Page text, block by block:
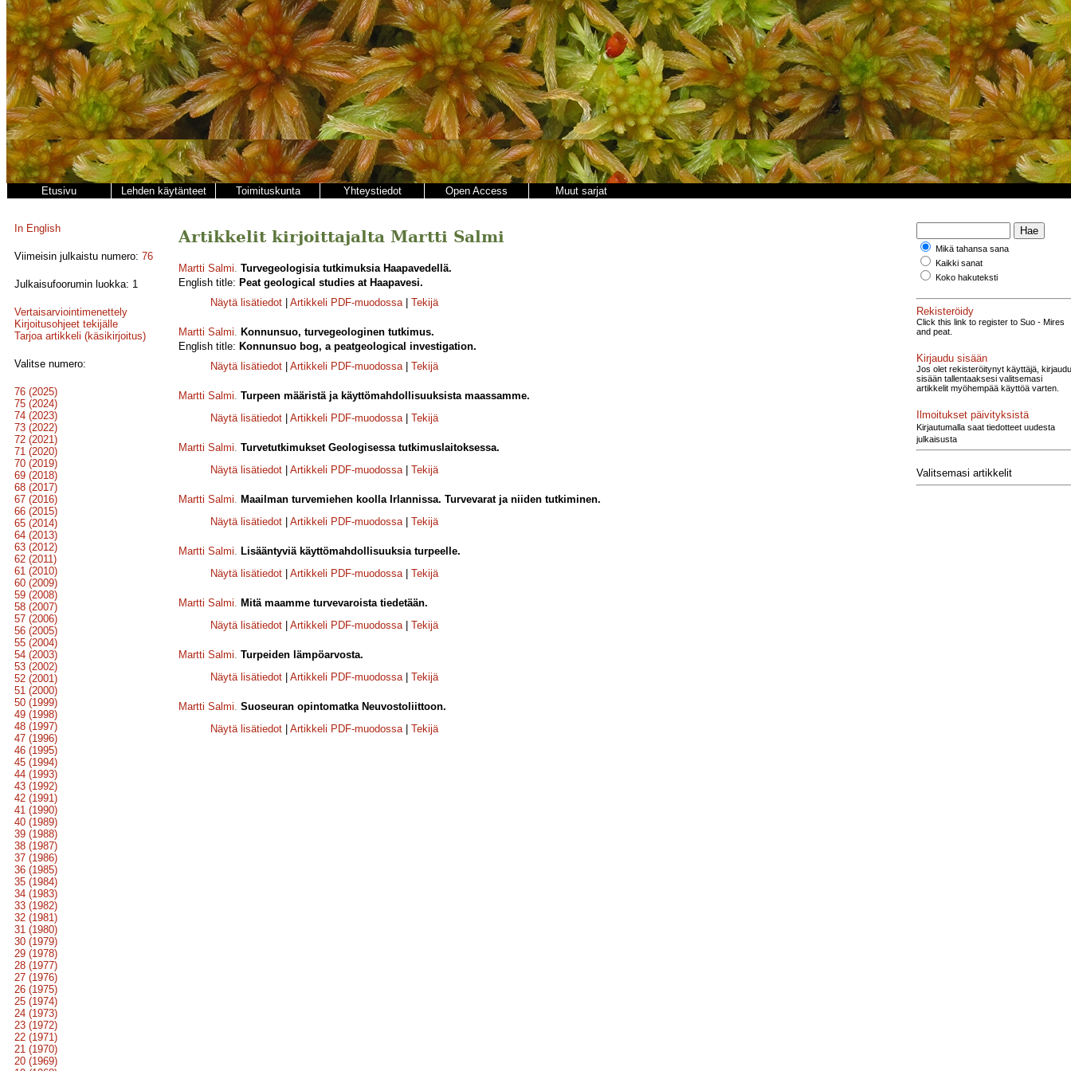
Etusivu Lehden käytänteet Toimituskunta Yhteystiedot Open Access Muut sarjat
In English
Viimeisin julkaistu numero: 76
Julkaisufoorumin luokka: 1
Vertaisarviointimenettely
Kirjoitusohjeet tekijälle
Tarjoa artikkeli (käsikirjoitus)
Valitse numero:
76 (2025)
75 (2024)
74 (2023)
73 (2022)
72 (2021)
71 (2020)
70 (2019)
69 (2018)
68 (2017)
67 (2016)
66 (2015)
65 (2014)
64 (2013)
63 (2012)
62 (2011)
61 (2010)
60 (2009)
59 (2008)
58 (2007)
57 (2006)
56 (2005)
55 (2004)
54 (2003)
53 (2002)
52 (2001)
51 (2000)
50 (1999)
49 (1998)
48 (1997)
47 (1996)
46 (1995)
45 (1994)
44 (1993)
43 (1992)
42 (1991)
41 (1990)
40 (1989)
39 (1988)
38 (1987)
37 (1986)
36 (1985)
35 (1984)
34 (1983)
33 (1982)
32 (1981)
31 (1980)
30 (1979)
29 (1978)
28 (1977)
27 (1976)
26 (1975)
25 (1974)
24 (1973)
23 (1972)
22 (1971)
21 (1970)
20 (1969)
Artikkelit kirjoittajalta Martti Salmi
Martti Salmi. Turvegeologisia tutkimuksia Haapavedellä.
English title: Peat geological studies at Haapavesi.
Näytä lisätiedot
Artikkeli PDF-muodossa| Tekijä
Martti Salmi. Konnunsuo, turvegeologinen tutkimus.
English title: Konnunsuo bog, a peatgeological investigation.
Näytä lisätiedot
Artikkeli PDF-muodossa| Tekijä
Martti Salmi. Turpeen määristä ja käyttömahdollisuuksista maassamme.
Näytä lisätiedot
Artikkeli PDF-muodossa| Tekijä
Martti Salmi. Turvetutkimukset Geologisessa tutkimuslaitoksessa.
Näytä lisätiedot
Artikkeli PDF-muodossa| Tekijä
Martti Salmi. Maailman turvemiehen koolla Irlannissa. Turvevarat ja niiden tutkiminen.
Näytä lisätiedot
Artikkeli PDF-muodossa| Tekijä
Martti Salmi. Lisääntyviä käyttömahdollisuuksia turpeelle.
Näytä lisätiedot
Artikkeli PDF-muodossa| Tekijä
Martti Salmi. Mitä maamme turvevaroista tiedetään.
Näytä lisätiedot
Artikkeli PDF-muodossa| Tekijä
Martti Salmi. Turpeiden lämpöarvosta.
Näytä lisätiedot
Artikkeli PDF-muodossa| Tekijä
Martti Salmi. Suoseuran opintomatka Neuvostoliittoon.
Näytä lisätiedot
Artikkeli PDF-muodossa| Tekijä
Mikä tahansa sana
Kaikki sanat
Koko hakuteksti
Rekisteröidy
Click this link to register to Suo - Mires
and peat.
Kirjaudu sisään
Jos olet rekisteröitynyt käyttäjä, kirjaudu
sisään tallentaaksesi valitsemasi
artikkelit myöhempää käyttöä varten.
Ilmoitukset päivityksistä
Kirjautumalla saat tiedotteet uudesta
julkaisusta
Valitsemasi artikkelit